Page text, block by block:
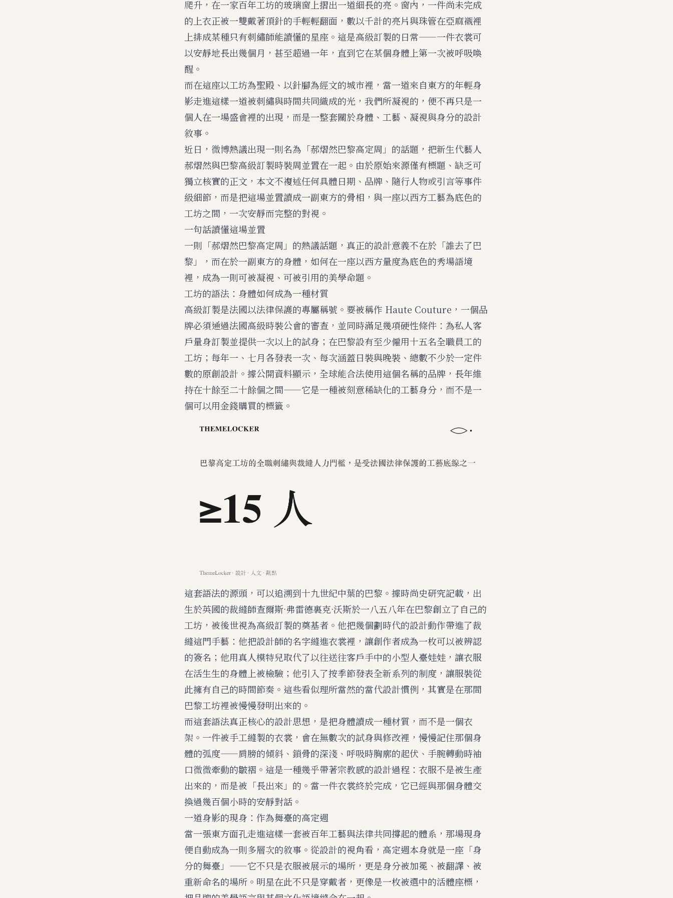
爬升，在一家百年工坊的玻璃窗上摺出一道細長的亮。窗內，一件尚未完成
的上衣正被一雙戴著頂針的手輕輕翻面，數以千計的亮片與珠管在亞麻襯裡
上排成某種只有刺繡師能讀懂的星座。這是高級訂製的日常——一件衣裳可
以安靜地長出幾個月，甚至超過一年，直到它在某個身體上第一次被呼吸喚
醒。
而在這座以工坊為聖殿、以針腳為經文的城市裡，當一道來自東方的年輕身
影走進這樣一道被刺繡與時間共同織成的光，我們所凝視的，便不再只是一
個人在一場盛會裡的出現，而是一整套關於身體、工藝、凝視與身分的設計
敘事。
近日，微博熱議出現一則名為「郝熠然巴黎高定周」的話題，把新生代藝人
郝熠然與巴黎高級訂製時裝周並置在一起。由於原始來源僅有標題、缺乏可
獨立核實的正文，本文不複述任何具體日期、品牌、隨行人物或引言等事件
級細節，而是把這場並置讀成一副東方的骨相，與一座以西方工藝為底色的
工坊之間，一次安靜而完整的對視。
一句話讀懂這場並置
一則「郝熠然巴黎高定周」的熱議話題，真正的設計意義不在於「誰去了巴
黎」，而在於一副東方的身體，如何在一座以西方量度為底色的秀場語境
裡，成為一則可被凝視、可被引用的美學命題。
工坊的語法：身體如何成為一種材質
高級訂製是法國以法律保護的專屬稱號。要被稱作 Haute Couture，一個品
牌必須通過法國高級時裝公會的審查，並同時滿足幾項硬性條件：為私人客
戶量身訂製並提供一次以上的試身；在巴黎設有至少僱用十五名全職員工的
工坊；每年一、七月各發表一次、每次涵蓋日裝與晚裝、總數不少於一定件
數的原創設計。據公開資料顯示，全球能合法使用這個名稱的品牌，長年維
持在十餘至二十餘個之間——它是一種被刻意稀缺化的工藝身分，而不是一
個可以用金錢購買的標籤。
這套語法的源頭，可以追溯到十九世紀中葉的巴黎。據時尚史研究記載，出
生於英國的裁縫師查爾斯·弗雷德裏克·沃斯於一八五八年在巴黎創立了自己的
工坊，被後世視為高級訂製的奠基者。他把幾個劃時代的設計動作帶進了裁
縫這門手藝：他把設計師的名字縫進衣裳裡，讓創作者成為一枚可以被辨認
的簽名；他用真人模特兒取代了以往送往客戶手中的小型人臺娃娃，讓衣服
在活生生的身體上被檢驗；他引入了按季節發表全新系列的制度，讓服裝從
此擁有自己的時間節奏。這些看似理所當然的當代設計慣例，其實是在那間
巴黎工坊裡被慢慢發明出來的。
而這套語法真正核心的設計思想，是把身體讀成一種材質，而不是一個衣
架。一件被手工縫製的衣裳，會在無數次的試身與修改裡，慢慢記住那個身
體的弧度——肩膀的傾斜、鎖骨的深淺、呼吸時胸廓的起伏、手腕轉動時袖
口微微牽動的皺褶。這是一種幾乎帶著宗教感的設計過程：衣服不是被生產
出來的，而是被「長出來」的。當一件衣裳終於完成，它已經與那個身體交
換過幾百個小時的安靜對話。
一道身影的現身：作為舞臺的高定週
當一張東方面孔走進這樣一套被百年工藝與法律共同撐起的體系，那場現身
便自動成為一則多層次的敘事。從設計的視角看，高定週本身就是一座「身
分的舞臺」——它不只是衣服被展示的場所，更是身分被加冕、被翻譯、被
重新命名的場所。明星在此不只是穿戴者，更像是一枚被選中的活體座標，